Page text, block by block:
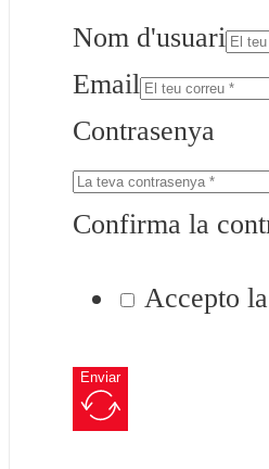
Nom d'usuari
Email
Contrasenya
Confirma la
Accepto la
Enviar